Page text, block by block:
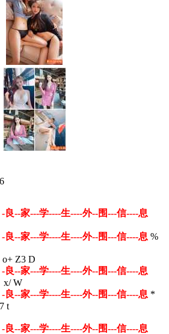
良--家---学----生----外--围---信----息
良--家---学----生----外--围---信----息 %
o+ Z3 D
良--家---学----生----外--围---信----息
x/ W
良--家---学----生----外--围---信----息 *
t
良--家---学----生----外--围---信----息